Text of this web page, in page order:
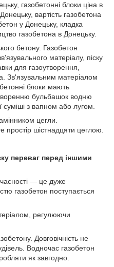
газобетонні блоки ціна в
вартість газобетона
у Донецьку, кладка
газобетона в Донецьку.
бетону. Газобетон
матеріалу, піску
для газоутворення,
Зв'язувальним матеріалом
блоки мають
бульбашок водню
суміші з вапном або лугом.
цегли.
простір шістнадцяти цеглою.
переваг перед іншими
— це дуже
газобетон поступається
регулюючи
Довговічність не
Водночас газобетон
як завгодно.